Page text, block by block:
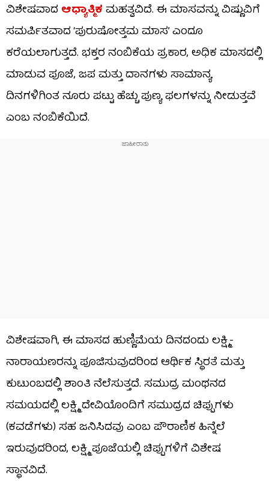
ವಿಶೇಷವಾದ ಆಧ್ಯಾತ್ಮಿಕಮಹತ್ವವಿದೆ. ಈ ಮಾಸವನ್ನು ವಿಷ್ಣುವಿಗೆ
ಸಮರ್ಪಿತವಾದ ‘ಪುರುಷೋತ್ತಮ ಮಾಸ’ ಎಂದೂ
ಕರೆಯಲಾಗುತ್ತದೆ. ಭಕ್ತರ ನಂಬಿಕೆಯ ಪ್ರಕಾರ, ಅಧಿಕ ಮಾಸದಲ್ಲಿ
ಮಾಡುವ ಪೂಜೆ, ಜಪ ಮತ್ತು ದಾನಗಳು ಸಾಮಾನ್ಯ
ದಿನಗಳಿಗಿಂತ ನೂರು ಪಟ್ಟು ಹೆಚ್ಚು ಪುಣ್ಯ ಫಲಗಳನ್ನು ನೀಡುತ್ತವೆ
ಎಂಬ ನಂಬಿಕೆಯಿದೆ.
ವಿಶೇಷವಾಗಿ, ಈ ಮಾಸದ ಹುಣ್ಣಿಮೆಯ ದಿನದಂದು ಲಕ್ಷ್ಮಿ-
ನಾರಾಯಣರನ್ನು ಪೂಜಿಸುವುದರಿಂದ ಆರ್ಥಿಕ ಸ್ಥಿರತೆ ಮತ್ತು
ಕುಟುಂಬದಲ್ಲಿ ಶಾಂತಿ ನೆಲೆಸುತ್ತದೆ. ಸಮುದ್ರ ಮಂಥನದ
ಸಮಯದಲ್ಲಿ ಲಕ್ಷ್ಮಿ ದೇವಿಯೊಂದಿಗೆ ಸಮುದ್ರದ ಚಿಪ್ಪುಗಳು
(ಕವಡೆಗಳು) ಸಹ ಜನಿಸಿದವು ಎಂಬ ಪೌರಾಣಿಕ ಹಿನ್ನೆಲೆ
ಇರುವುದರಿಂದ, ಲಕ್ಷ್ಮಿ ಪೂಜೆಯಲ್ಲಿ ಚಿಪ್ಪುಗಳಿಗೆ ವಿಶೇಷ
ಸ್ಥಾನವಿದೆ.